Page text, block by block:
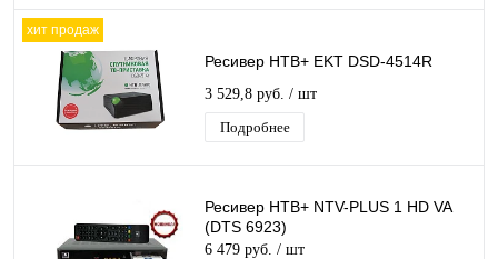
хит продаж
Ресивер НТВ+ EKT DSD-4514R
3 529,8 руб. / шт
Подробнее
Ресивер НТВ+ NTV-PLUS 1 HD VA
(DTS 6923)
6 479 руб. / шт